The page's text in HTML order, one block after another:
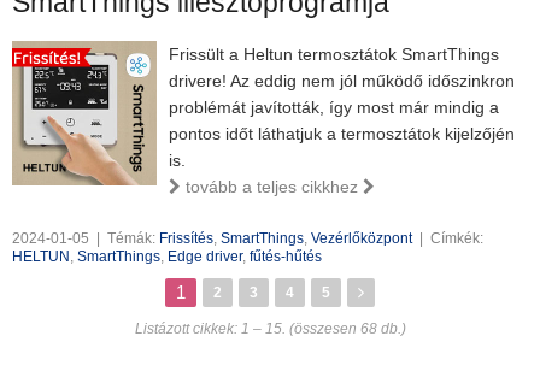
Frissült a Heltun termosztátok SmartThings
drivere! Az eddig nem jól működő időszinkron
problémát javították, így most már mindig a
pontos időt láthatjuk a termosztátok kijelzőjén
is.
tovább a teljes cikkhez
2024-01-05 Témák: Frissítés, SmartThings, Vezérlőközpont
Címkék:
HELTUN , SmartThings, Edge driver, fűtés-hűtés
1 2 3 4 5
Listázott cikkek: 1 – 15. (összesen 68 db.)